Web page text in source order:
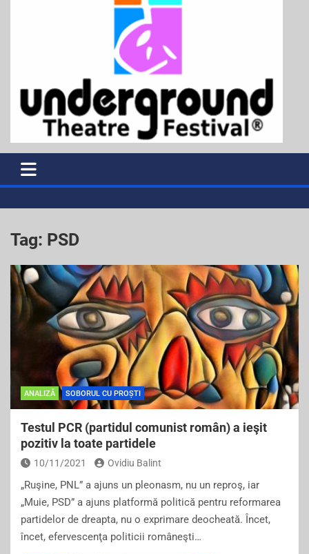
Tag: PSD
ANALIZĂ SOBORUL CU PROȘTI
Testul PCR (partidul comunist român) a ieşit
pozitiv la toate partidele
10/11/2021 Ovidiu Balint
„Ruşine, PNL” a ajuns un pleonasm, nu un reproş, iar
„Muie, PSD” a ajuns platformă politică pentru reformarea
partidelor de dreapta, nu o exprimare deocheată. Încet,
încet, efervescenţa politicii româneşti…